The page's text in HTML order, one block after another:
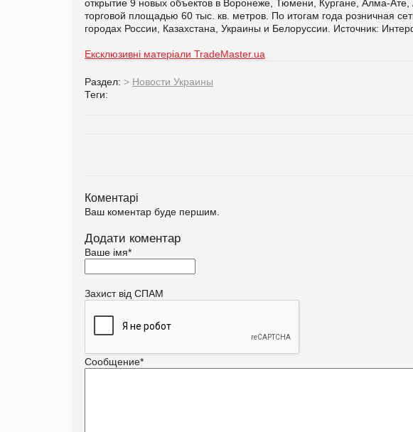
открытие 9 новых объектов в Воронеже, Тюмени, Кургане, Алма-
торговой площадью 60 тыс. кв. метров. По итогам года розничная
городах России, Казахстана, Украины и Белоруссии. Источник:
Ексклюзивні матеріали TradeMaster.ua
Раздел: > Новости Украины
Теги:
Коментарі
Ваш коментар буде першим.
Додати коментар
Ваше імя*
Захист від СПАМ
Сообщение*